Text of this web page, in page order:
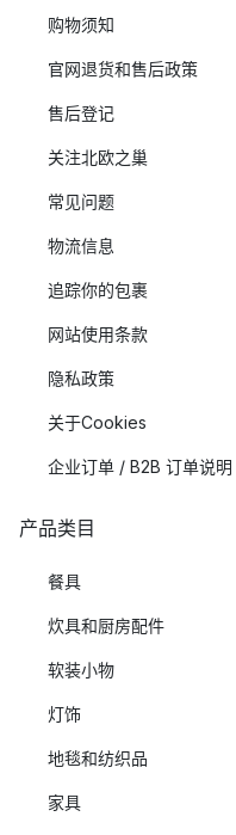
购物须知
官网退货和售后政策
售后登记
关注北欧之巢
常见问题
物流信息
追踪你的包裹
网站使用条款
隐私政策
关于Cookies
企业订单 / B2B 订单说明
产品类目
餐具
炊具和厨房配件
软装小物
灯饰
地毯和纺织品
家具